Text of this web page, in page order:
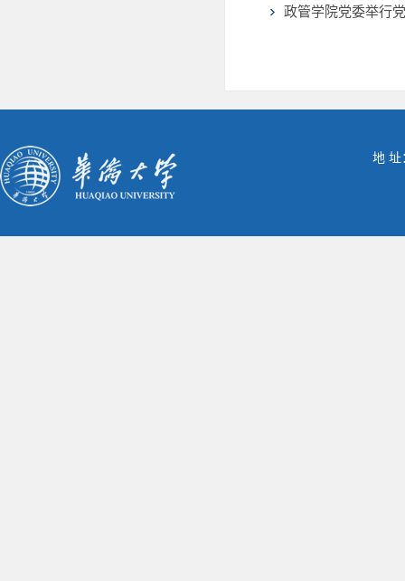
政管学院党委举行
地 址